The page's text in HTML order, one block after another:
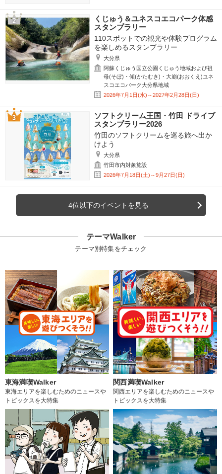
くじゅう＆ユネスコエコパーク体感
スタンプラリー
110スポットでの観光や体験プログラム
を楽しめるスタンプラリー
大分県
阿蘇くじゅう国立公園くじゅう地域および祖
母(そぼ)・傾(かたむき)・大崩(おおくえ)ユネ
スコエコパーク大分県地域
2026年7月1日(水)～2027年2月28日(日)
ソフトクリーム王国・竹田 ドライブ
スタンプラリー2026
竹田のソフトクリームを巡る旅へ出か
けよう
大分県
竹田市内対象施設
2026年7月18日(土)～9月27日(日)
4位以下のイベントを見る
テーマWalker
テーマ別特集をチェック
東海満喫Walker
東海エリアを楽しむためのニュースや
トピックスを大特集
関西満喫Walker
関西エリアを楽しむためのニュースや
トピックスを大特集